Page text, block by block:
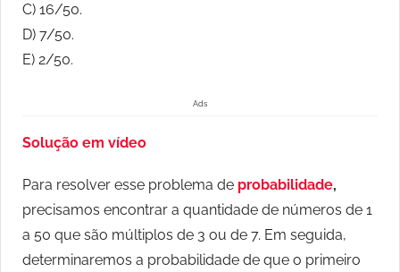
C) 16/50.
D) 7/50.
E) 2/50.
Ads
Solução em vídeo
Para resolver esse problema de probabilidade,
precisamos encontrar a quantidade de números de 1
a 50 que são múltiplos de 3 ou de 7. Em seguida,
determinaremos a probabilidade de que o primeiro